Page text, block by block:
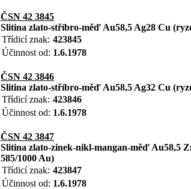
ČSN 42 3845
Slitina zlato-stříbro-měď Au58,5 Ag28 Cu
Třídicí znak: 423845
Účinnost od: 1.6.1978
ČSN 42 3846
Slitina zlato-stříbro-měď Au58,5 Ag32 Cu
Třídicí znak: 423846
Účinnost od: 1.6.1978
ČSN 42 3847
Slitina zlato-zinek-nikl-mangan-měď Au58,5
585/1000 Au)
Třídicí znak: 423847
Účinnost od: 1.6.1978